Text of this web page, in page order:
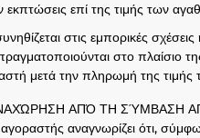
εκπτώσεις επί της τιμής των
στις εμπορικές
στο πλαίσιο
μετά την πληρωμή της τιμής
ΑΠΌ ΤΗ ΣΎΜΒΑΣΗ
αναγνωρίζει ότι,